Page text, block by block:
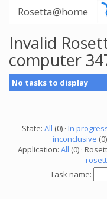
Rosetta@home
Invalid
computer
No tasks to display
State: All (0) · In
inconclusive
Application: All (0) ·
Task name: